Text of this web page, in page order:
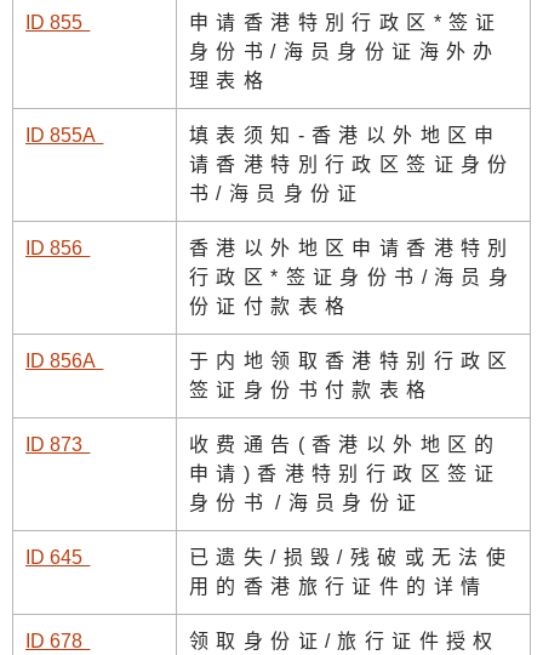
ID 855
申请香港特別行政区*签证
身份书/海员身份证海外办
理表格
ID 855A
填表须知-香港以外地区申
请香港特別行政区签证身份
书/海员身份证
ID 856
香港以外地区申请香港特別
行政区*签证身份书/海员身
份证付款表格
ID 856A
于内地领取香港特别行政区
签证身份书付款表格
ID 873
收费通告(香港以外地区的
申请)香港特别行政区签证
身份书
/海员身份证
ID 645
已遗失/损毁/残破或无法使
用的香港旅行证件的详情
ID 678
领取身份证/旅行证件授权